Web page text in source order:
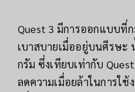
Quest 3 มีการออกแบบที่
เบาสบายเมื่ออยู่บนศีรษ
กรัม ซึ่งเทียบเท่ากับ
ลดความเมื่อยล้าในการใ